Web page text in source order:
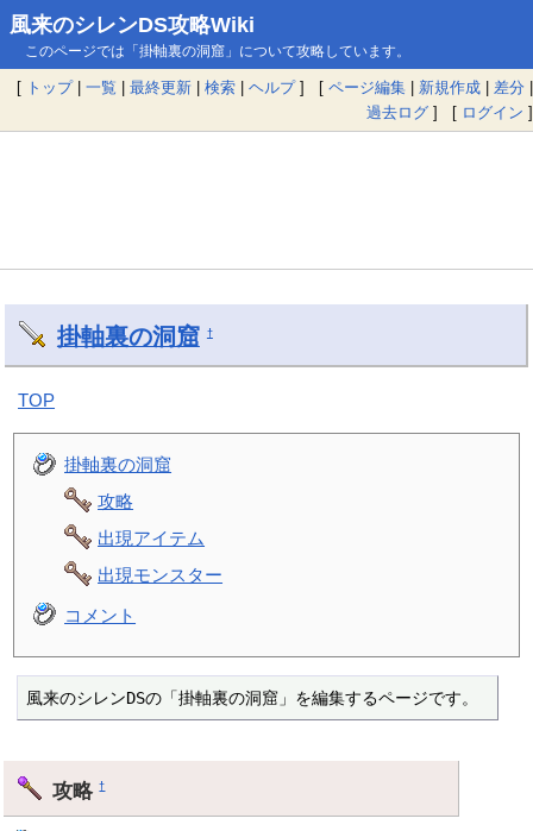
風来のシレンDS攻略Wiki
このページでは「掛軸裏の洞窟」について攻略しています。
[ トップ| 一覧 | 最終更新 | 検索 | ヘルプ] [ ページ編集 | 新規作成 | 差分 |
過去ログ ] [ ログイン ]
掛軸裏の洞窟 †
TOP
掛軸裏の洞窟
攻略
出現アイテム
出現モンスター
コメント
風来のシレンDSの「掛軸裏の洞窟」を編集するページです。
攻略†